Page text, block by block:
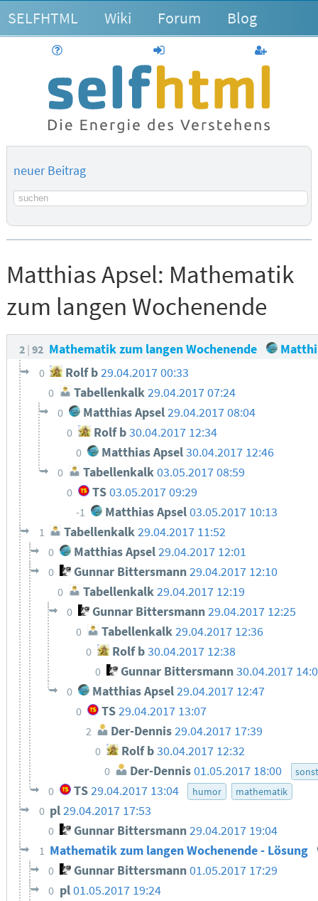
SELFHTML Wiki Forum Blog
anmelden
neuer Beitrag
Suchbegriff
Matthias Apsel: Mathematik
zum langen Wochenende
2 92 Mathematik zum langen Wochenende
0 Rolf b29.04.2017 00:33
0 Tabellenkalk 29.04.2017 07:24
0 Matthias Apsel29.04.2017 08:04
0 Rolf b30.04.2017 12:34
0 Matthias Apsel30.04.2017 12:46
0 Tabellenkalk03.05.2017 08:59
0 TS03.05.2017 09:29
-1 Matthias Apsel03.05.2017 10:13
1 Tabellenkalk29.04.2017 11:52
0 Matthias Apsel 29.04.2017 12:01
0 Gunnar Bittersmann 29.04.2017 12:10
0 Tabellenkalk29.04.2017 12:19
0 Gunnar Bittersmann29.04.2017 12:25
0 Tabellenkalk29.04.2017 12:36
0 Rolf b30.04.2017 12:38
0 Gunnar Bittersmann 30.04.2017
0 Matthias Apsel29.04.2017 12:47
0 TS29.04.2017 13:07
2 Der-Dennis29.04.2017 17:39
0 Rolf b30.04.2017 12:32
0 Der-Dennis01.05.2017 18:00
0 TS 29.04.2017 13:04 humor mathematik
0 pl29.04.2017 17:53
0 Gunnar Bittersmann 29.04.2017 19:04
1 Mathematik zum langen Wochenende - Lösung
0 Gunnar Bittersmann 01.05.2017 17:29
0 pl01.05.2017 19:24